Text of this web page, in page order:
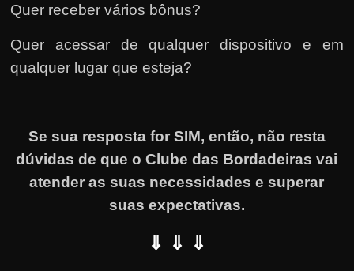
Quer receber vários bônus?
Quer acessar de qualquer dispositivo e em
qualquer lugar que esteja?
Se sua resposta for SIM, então, não resta
dúvidas de que o Clube das Bordadeiras vai
atender as suas necessidades e superar
suas expectativas.
⇓ ⇓ ⇓